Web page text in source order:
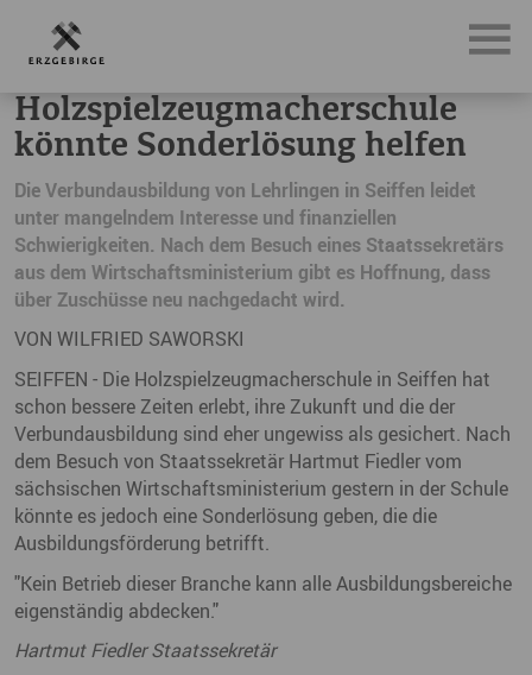
News, Neuigkeiten & Nachrichten aus dem Erzgebirge
Holzspielzeugmacherschule
könnte Sonderlösung helfen
Die Verbundausbildung von Lehrlingen in Seiffen leidet
unter mangelndem Interesse und finanziellen
Schwierigkeiten. Nach dem Besuch eines Staatssekretärs
aus dem Wirtschaftsministerium gibt es Hoffnung, dass
über Zuschüsse neu nachgedacht wird.
VON WILFRIED SAWORSKI
SEIFFEN - Die Holzspielzeugmacherschule in Seiffen hat
schon bessere Zeiten erlebt, ihre Zukunft und die der
Verbundausbildung sind eher ungewiss als gesichert. Nach
dem Besuch von Staatssekretär Hartmut Fiedler vom
sächsischen Wirtschaftsministerium gestern in der Schule
könnte es jedoch eine Sonderlösung geben, die die
Ausbildungsförderung betrifft.
"Kein Betrieb dieser Branche kann alle Ausbildungsbereiche
eigenständig abdecken."
Hartmut Fiedler Staatssekretär